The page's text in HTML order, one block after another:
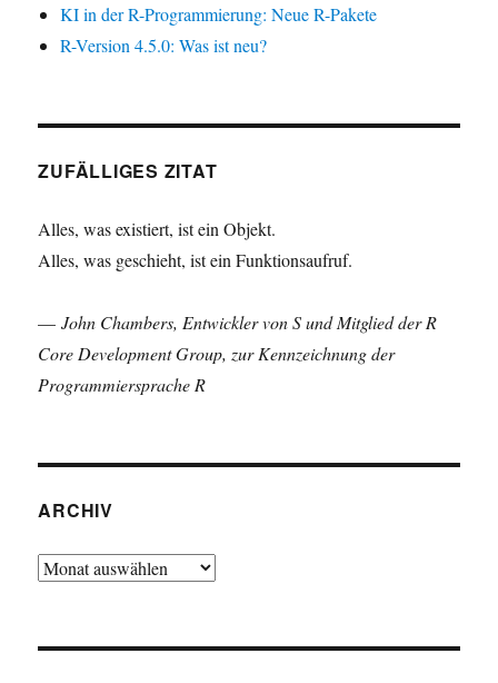
KI in der R-Programmierung: Neue R-Pakete
R-Version 4.5.0: Was ist neu?
ZUFÄLLIGES ZITAT
Alles, was existiert, ist ein Objekt.
Alles, was geschieht, ist ein Funktionsaufruf.
—John Chambers, Entwickler von S und Mitglied der R
Core Development Group, zur Kennzeichnung der
Programmiersprache R
ARCHIV
Archiv